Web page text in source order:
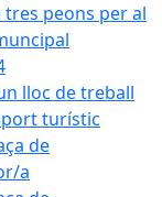
tres peons per al
lloc de treball
turístic
de
a